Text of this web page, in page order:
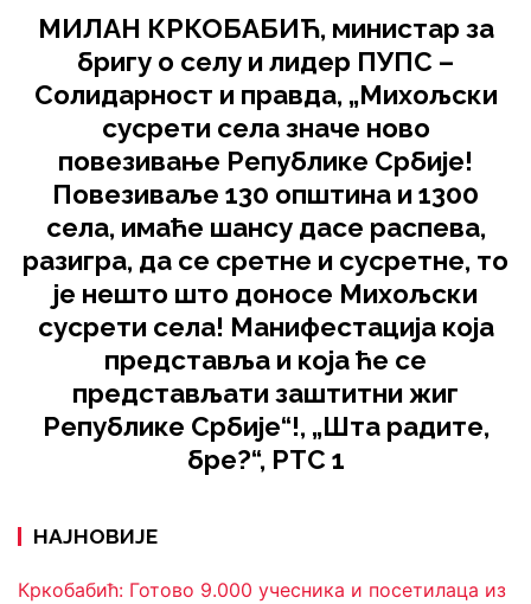
МИЛАН КРКОБАБИЋ, министар за
бригу о селу и лидер ПУПС –
Солидарност и правда, „Михољски
сусрети села значе ново
повезивање Републике Србије!
Повезиваље 130 општина и 1300
села, имаће шансу дасе распева,
разигра, да се сретне и сусретне, то
је нешто што доносе Михољски
сусрети села! Манифестација која
представља и која ће се
представљати заштитни жиг
Републике Србије“!, „Шта радите,
бре?“, РТС 1
НАЈНОВИЈЕ
Кркобабић: Готово 9.000 учесника и посетилаца из